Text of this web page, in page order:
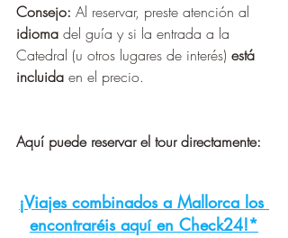
Consejo: Al reservar, preste atención al
idioma del guía y si la entrada a la
Catedral (u otros lugares de interés) está
incluida en el precio.
Aquí puede reservar el tour directamente:
¡Viajes combinados a Mallorca los
encontraréis aquí en Check24!*